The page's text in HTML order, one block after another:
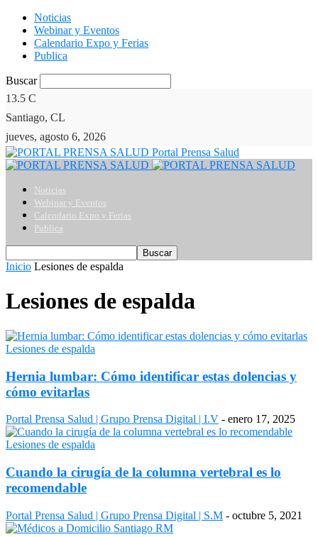
Noticias
Webinar y Eventos
Calendario Expo y Ferias
Publica
Buscar
13.5 C
Santiago, CL
jueves, agosto 6, 2026
Portal Prensa Salud
Noticias
Webinar y Eventos
Calendario Expo y Ferias
Publica
Inicio Lesiones de espalda
Lesiones de espalda
Lesiones de espalda
Hernia lumbar: Cómo identificar estas dolencias y
cómo evitarlas
Portal Prensa Salud | Grupo Prensa Digital | I.V - enero 17, 2025
Lesiones de espalda
Cuando la cirugía de la columna vertebral es lo
recomendable
Portal Prensa Salud | Grupo Prensa Digital | S.M - octubre 5, 2021